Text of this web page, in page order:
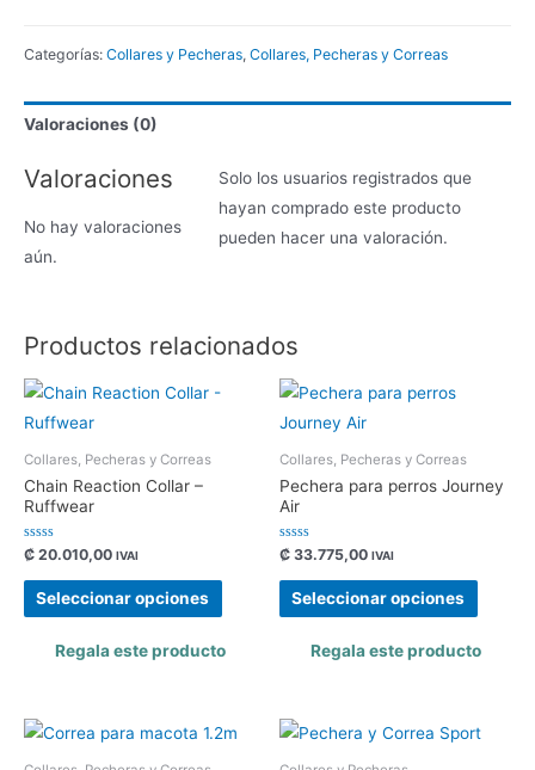
Categorías: Collares y Pecheras, Collares, Pecheras y Correas
Valoraciones (0)
Valoraciones
No hay valoraciones
aún.
Solo los usuarios registrados que
hayan comprado este producto
pueden hacer una valoración.
Productos relacionados
Collares, Pecheras y Correas
Chain Reaction Collar –
Ruffwear
Valorado
con
0
de
₡ 20.010,00 IVAI
Seleccionar opciones
Regala este producto
Collares, Pecheras y Correas
Pechera para perros Journey
Air
Valorado
con
0
de
₡ 33.775,00 IVAI
Seleccionar opciones
Regala este producto